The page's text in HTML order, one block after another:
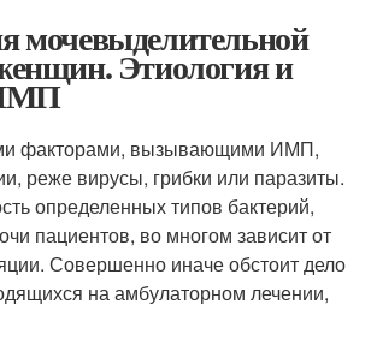
мочевыделительной
Этиология и
факторами, вызывающими ИМП,
реже вирусы, грибки или паразиты.
определенных типов бактерий,
пациентов, во многом зависит от
Совершенно иначе обстоит дело
на амбулаторном лечении,